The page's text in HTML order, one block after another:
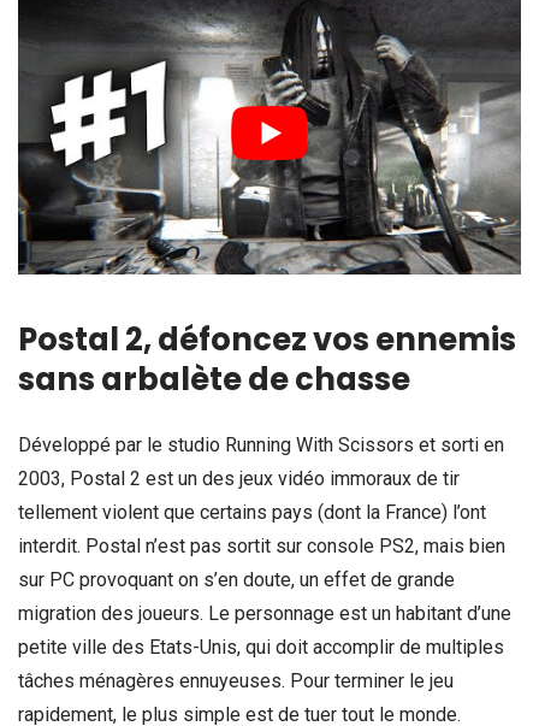
Postal 2, défoncez vos ennemis
sans arbalète de chasse
Développé par le studio Running With Scissors et sorti en
2003, Postal 2 est un des jeux vidéo immoraux de tir
tellement violent que certains pays (dont la France) l’ont
interdit. Postal n’est pas sortit sur console PS2, mais bien
sur PC provoquant on s’en doute, un effet de grande
migration des joueurs. Le personnage est un habitant d’une
petite ville des Etats-Unis, qui doit accomplir de multiples
tâches ménagères ennuyeuses. Pour terminer le jeu
rapidement, le plus simple est de tuer tout le monde.